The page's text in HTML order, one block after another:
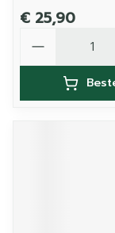
€ 25,90